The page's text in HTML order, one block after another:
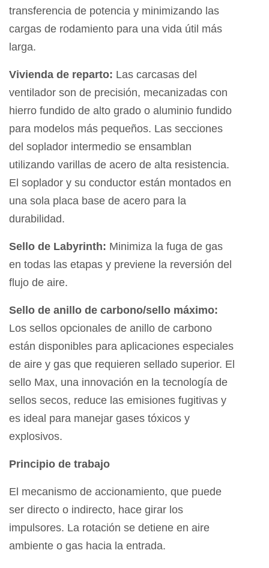
transferencia de potencia y minimizando las
cargas de rodamiento para una vida útil más
larga.
Vivienda de reparto: Las carcasas del
ventilador son de precisión, mecanizadas con
hierro fundido de alto grado o aluminio fundido
para modelos más pequeños. Las secciones
del soplador intermedio se ensamblan
utilizando varillas de acero de alta resistencia.
El soplador y su conductor están montados en
una sola placa base de acero para la
durabilidad.
Sello de Labyrinth: Minimiza la fuga de gas
en todas las etapas y previene la reversión del
flujo de aire.
Sello de anillo de carbono/sello máximo:
Los sellos opcionales de anillo de carbono
están disponibles para aplicaciones especiales
de aire y gas que requieren sellado superior. El
sello Max, una innovación en la tecnología de
sellos secos, reduce las emisiones fugitivas y
es ideal para manejar gases tóxicos y
explosivos.
Principio de trabajo
El mecanismo de accionamiento, que puede
ser directo o indirecto, hace girar los
impulsores. La rotación se detiene en aire
ambiente o gas hacia la entrada.